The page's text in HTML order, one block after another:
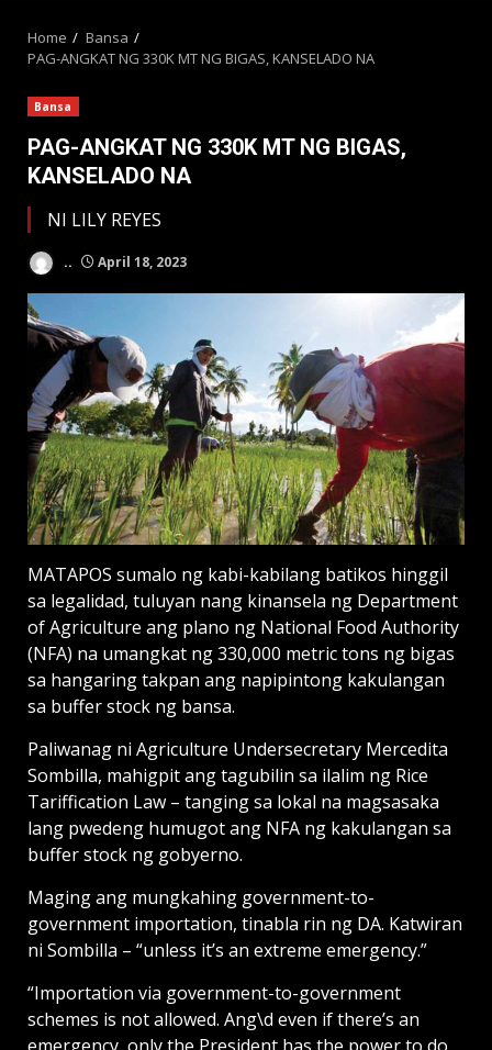
Home
Bansa
PAG-ANGKAT NG 330K MT NG BIGAS, KANSELADO NA
Bansa
PAG-ANGKAT NG 330K MT NG BIGAS,
KANSELADO NA
NI LILY REYES
.. April 18, 2023
MATAPOS sumalo ng kabi-kabilang batikos hinggil
sa legalidad, tuluyan nang kinansela ng Department
of Agriculture ang plano ng National Food Authority
(NFA) na umangkat ng 330,000 metric tons ng bigas
sa hangaring takpan ang napipintong kakulangan
sa buffer stock ng bansa.
Paliwanag ni Agriculture Undersecretary Mercedita
Sombilla, mahigpit ang tagubilin sa ilalim ng Rice
Tariffication Law – tanging sa lokal na magsasaka
lang pwedeng humugot ang NFA ng kakulangan sa
buffer stock ng gobyerno.
Maging ang mungkahing government-to-
government importation, tinabla rin ng DA. Katwiran
ni Sombilla – “unless it’s an extreme emergency.”
“Importation via government-to-government
schemes is not allowed. Ang\d even if there’s an